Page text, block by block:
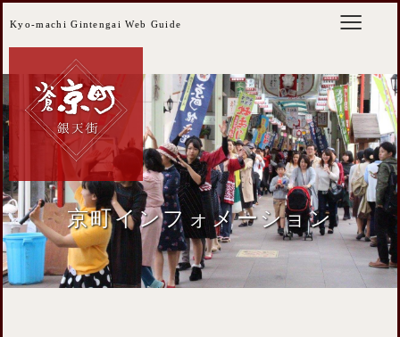
Kyo-machi Gintengai Web Guide
京町インフォメーション